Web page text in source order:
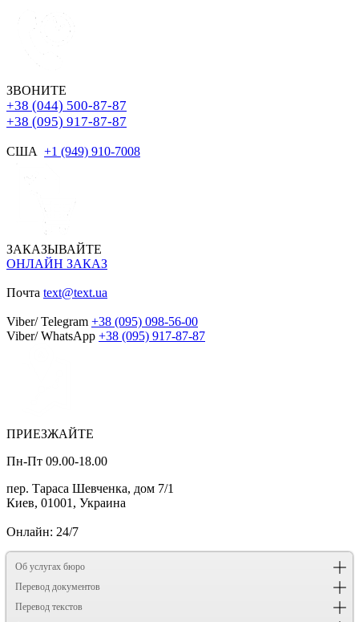
ЗВОНИТЕ
+38 (044) 500-87-87
+38 (095) 917-87-87
США +1 (949) 910-7008
ЗАКАЗЫВАЙТЕ
ОНЛАЙН ЗАКАЗ
Почта text@text.ua
Viber/ Telegram +38 (095) 098-56-00
Viber/ WhatsApp +38 (095) 917-87-87
ПРИЕЗЖАЙТЕ
Пн-Пт 09.00-18.00
пер. Тараса Шевченка, дом 7/1
Киев, 01001, Украина
Онлайн: 24/7
Об услугах бюро
Перевод документов
Перевод текстов